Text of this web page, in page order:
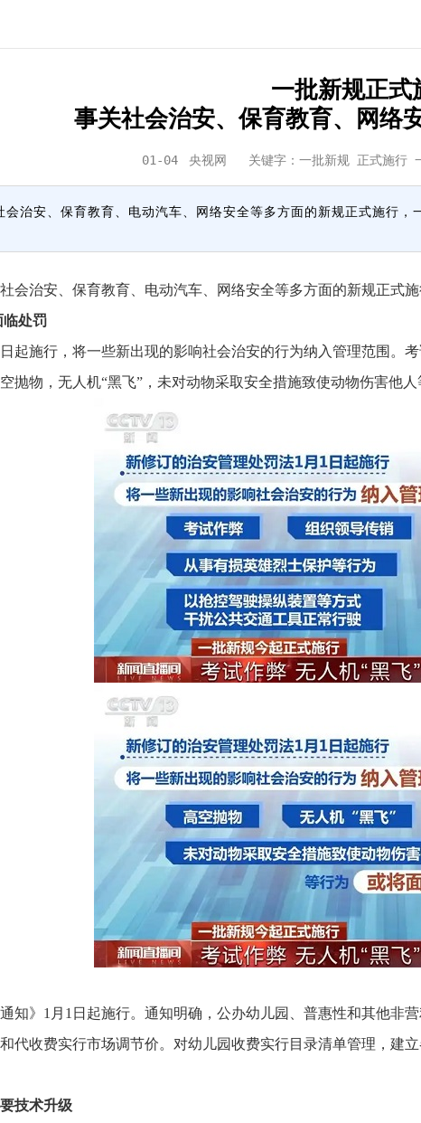
一批新规正式
事关社会治安、保育教育、网络
01-04 央视网 关键字：一批新规 正式
治安、保育教育、电动汽车、网络安全等多方面的新规正式施行，
治安、保育教育、电动汽车、网络安全等多方面的新规正式施
临处罚
施行，将一些新出现的影响社会治安的行为纳入管理范围。
抛物，无人机“黑飞”，未对动物采取安全措施致使动物伤害他人
》1月1日起施行。通知明确，公办幼儿园、普惠性和其他非
代收费实行市场调节价。对幼儿园收费实行目录清单管理，建
技术升级